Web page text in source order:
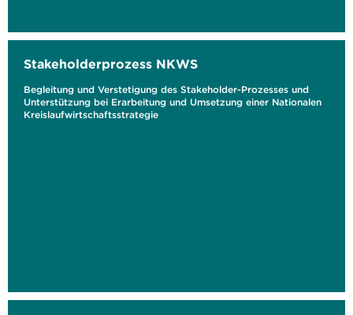
Stakeholderprozess NKWS
Begleitung und Verstetigung des Stakeholder-Prozesses und
Unterstützung bei Erarbeitung und Umsetzung einer Nationalen
Kreislaufwirtschaftsstrategie